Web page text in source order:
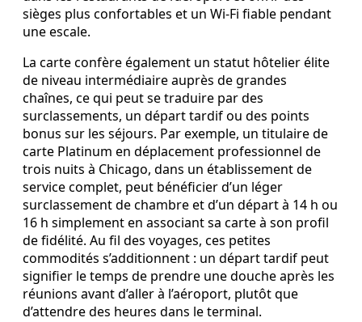
sièges plus confortables et un Wi-Fi fiable pendant
une escale.
La carte confère également un statut hôtelier élite
de niveau intermédiaire auprès de grandes
chaînes, ce qui peut se traduire par des
surclassements, un départ tardif ou des points
bonus sur les séjours. Par exemple, un titulaire de
carte Platinum en déplacement professionnel de
trois nuits à Chicago, dans un établissement de
service complet, peut bénéficier d’un léger
surclassement de chambre et d’un départ à 14 h ou
16 h simplement en associant sa carte à son profil
de fidélité. Au fil des voyages, ces petites
commodités s’additionnent : un départ tardif peut
signifier le temps de prendre une douche après les
réunions avant d’aller à l’aéroport, plutôt que
d’attendre des heures dans le terminal.